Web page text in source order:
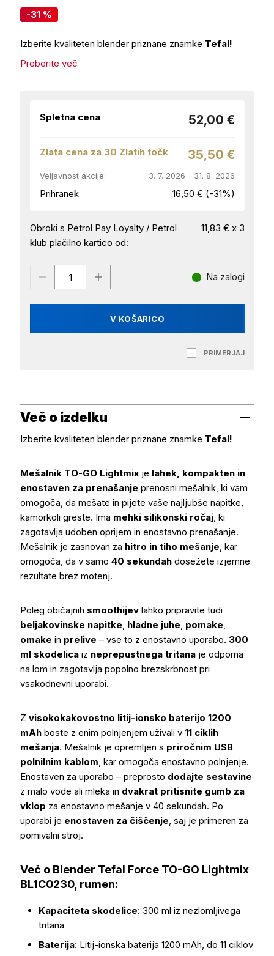
-31 %
Izberite kvaliteten blender priznane znamke Tefal!
Preberite več
Spletna cena 52,00 €
Zlata cena za 30 Zlatih točk 35,50 €
Veljavnost akcije: 3. 7. 2026 - 31. 8. 2026
Prihranek 16,50 € (-31%)
Obroki s Petrol Pay Loyalty / Petrol
klub plačilno kartico od:
11,83 € x 3
V KOŠARICO
Na zalogi
PRIMERJAJ
Več o izdelku
Več o izdelku
Izberite kvaliteten blender priznane znamke Tefal!
Mešalnik TO-GO Lightmix je lahek, kompakten in
enostaven za prenašanje prenosni mešalnik, ki vam
omogoča, da mešate in pijete vaše najljubše napitke,
kamorkoli greste. Ima mehki silikonski ročaj, ki
zagotavlja udoben oprijem in enostavno prenašanje.
Mešalnik je zasnovan za hitro in tiho mešanje, kar
omogoča, da v samo 40 sekundah dosežete izjemne
rezultate brez motenj.
Poleg običajnih smoothijev lahko pripravite tudi
beljakovinske napitke, hladne juhe, pomake,
omake in prelive – vse to z enostavno uporabo. 300
ml skodelica iz neprepustnega tritana je odporna
na lom in zagotavlja popolno brezskrbnost pri
vsakodnevni uporabi.
Z visokokakovostno litij-ionsko baterijo 1200
mAh boste z enim polnjenjem uživali v 11 ciklih
mešanja. Mešalnik je opremljen s priročnim USB
polnilnim kablom, kar omogoča enostavno polnjenje.
Enostaven za uporabo – preprosto dodajte sestavine
z malo vode ali mleka in dvakrat pritisnite gumb za
vklop za enostavno mešanje v 40 sekundah. Po
uporabi je enostaven za čiščenje, saj je primeren za
pomivalni stroj.
Več o Blender Tefal Force TO-GO Lightmix
BL1C0230, rumen:
Kapaciteta skodelice: 300 ml iz nezlomljivega
tritana
Baterija: Litij-ionska baterija 1200 mAh, do 11 ciklov